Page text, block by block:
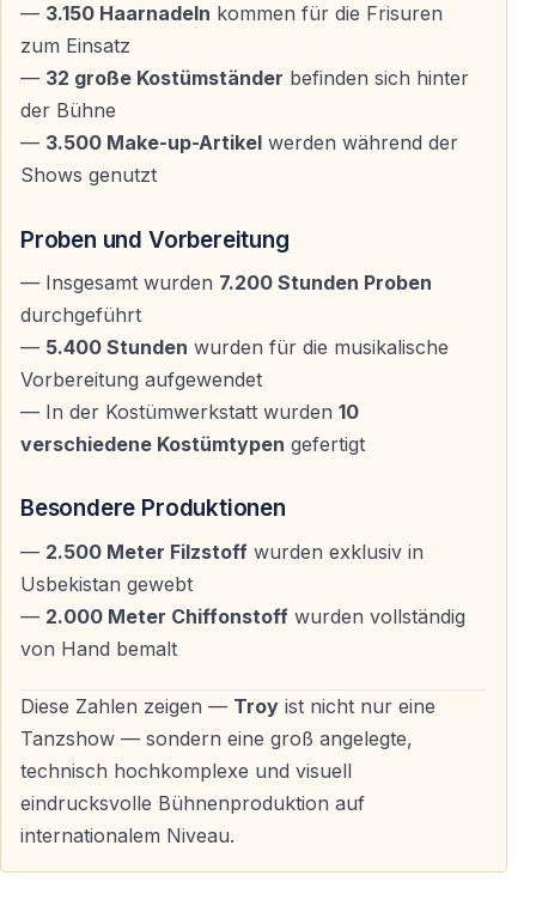
Tanzshow „Troja“
Die Aufführung dauert etwa zwei Stunden und besteht
aus mehreren Akten, inspiriert von Mythen,
Heldenfiguren und dramatischen Wendepunkten der
Rückfahrt zum Hotel
komfortable Rücktransfer zu den Hotels in Kemer und
Umgebung.
Wichtige Hinweise
Sichtverhältnisse aus nahezu allen Bereichen.
Kleidung
empfohlen — abends kann es, besonders außerhalb
der Hochsaison, kühler sein.
Zugang
Da es sich um ein historisches Bauwerk handelt, gibt es
steinerne Stufen und unebene Flächen.
— 3.150 Haarnadeln kommen für die Frisuren
zum Einsatz
— 32 große Kostümständer befinden sich hinter
der Bühne
— 3.500 Make-up-Artikel werden während der
Shows genutzt
Proben und Vorbereitung
— Insgesamt wurden 7.200 Stunden Proben
durchgeführt
— 5.400 Stunden wurden für die musikalische
Vorbereitung aufgewendet
— In der Kostümwerkstatt wurden 10
verschiedene Kostümtypen gefertigt
Besondere Produktionen
— 2.500 Meter Filzstoff wurden exklusiv in
Usbekistan gewebt
— 2.000 Meter Chiffonstoff wurden vollständig
von Hand bemalt
Diese Zahlen zeigen — Troy ist nicht nur eine
Tanzshow — sondern eine groß angelegte,
technisch hochkomplexe und visuell
eindrucksvolle Bühnenproduktion auf
internationalem Niveau.